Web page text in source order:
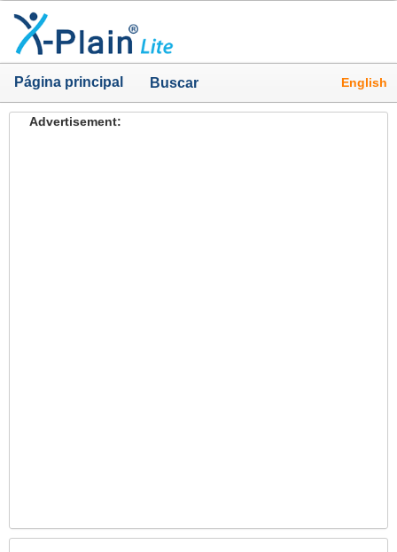
Página principal Buscar English
Advertisement: